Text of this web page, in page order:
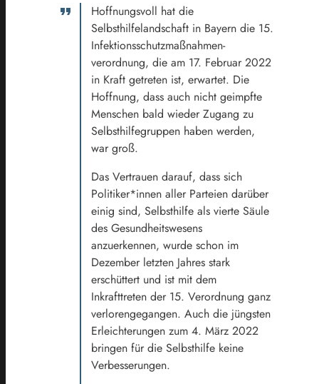
Hoffnungsvoll hat die
Selbsthilfelandschaft in Bayern die 15.
Infektionsschutzmaßnahmen­
verordnung, die am 17. Februar 2022
in Kraft getreten ist, erwartet. Die
Hoffnung, dass auch nicht geimpfte
Menschen bald wieder Zugang zu
Selbsthilfegruppen haben werden,
war groß.
Das Vertrauen darauf, dass sich
Politiker*innen aller Parteien darüber
einig sind, Selbsthilfe als vierte Säule
des Gesundheitswesens
anzuerkennen, wurde schon im
Dezember letzten Jahres stark
erschüttert und ist mit dem
Inkrafttreten der 15. Verordnung ganz
verlorengegangen. Auch die jüngsten
Erleichterungen zum 4. März 2022
bringen für die Selbsthilfe keine
Verbesserungen.